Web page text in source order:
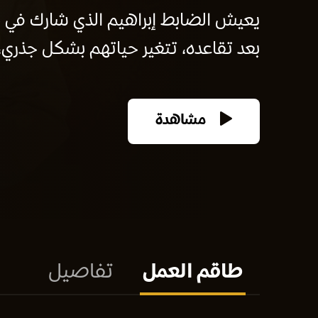
بعد تقاعده، تتغير حياتهم بشكل
مشاهدة
طاقم العمل تفاصيل